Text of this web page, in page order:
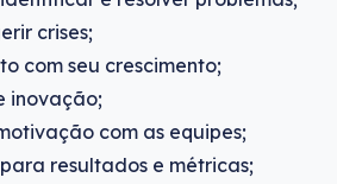
crises;
com seu crescimento;
inovação;
com as equipes;
resultados e métricas;